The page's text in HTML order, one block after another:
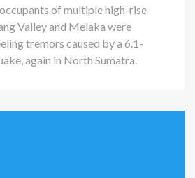
of multiple high-rise
Valley and Melaka were
tremors caused by a 6.1-
again in North Sumatra.